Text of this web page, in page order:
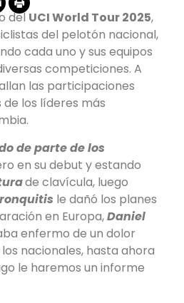
del UCI World Tour 2025,
del pelotón nacional,
cada uno y sus equipos
competiciones. A
las participaciones
los líderes más
de parte de los
en su debut y estando
de clavícula, luego
le dañó los planes
en Europa,Daniel
enfermo de un dolor
nacionales, hasta ahora
le haremos un informe